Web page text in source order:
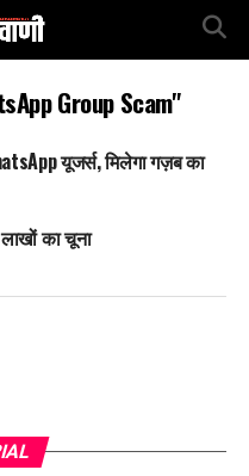
Group Scam"
यूजर्स, मिलेगा गज़ब का
का चूना